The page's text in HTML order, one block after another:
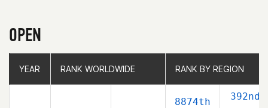
OPEN
YEAR RANK WORLDWIDE RANK BY REGION
8874th 392nd
YEAR RANK WORLDWIDE RANK BY REGION